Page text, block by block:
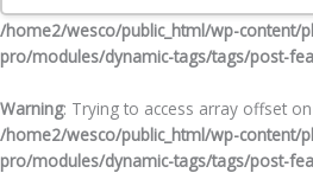
/home2/wesco/public_html/wp-content/
pro/modules/dynamic-tags/tags/post-
Warning: Trying to access array offset
/home2/wesco/public_html/wp-content/
pro/modules/dynamic-tags/tags/post-